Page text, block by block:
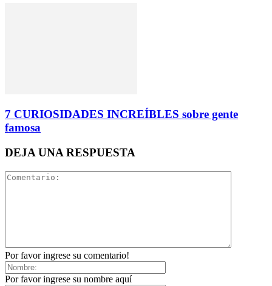
7 CURIOSIDADES INCREÍBLES sobre gente
famosa
DEJA UNA RESPUESTA
Por favor ingrese su comentario!
Por favor ingrese su nombre aquí